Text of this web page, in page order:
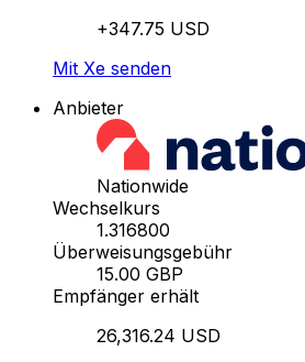
+347.75 USD
Mit Xe senden
Anbieter
Nationwide
Wechselkurs
1.316800
Überweisungsgebühr
15.00 GBP
Empfänger erhält
26,316.24 USD